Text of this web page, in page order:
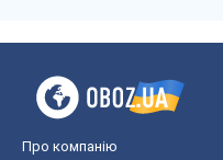
Про компанію